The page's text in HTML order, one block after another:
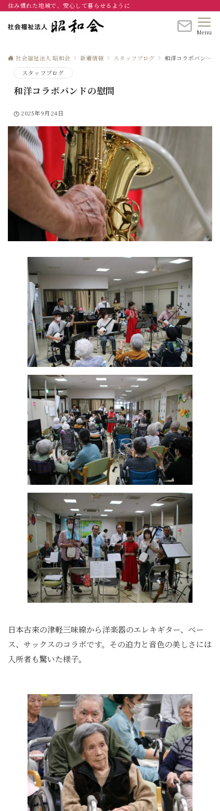
住み慣れた地域で、安心して暮らせるように
Menu
社会福祉法人 昭和会 新着情報 スタッフブログ
和洋コラボバンドの慰問
スタッフブログ
和洋コラボバンドの慰問
2025年9月24日
日本古来の津軽三味線から洋楽器のエレキギター、ベー
ス、サックスのコラボです。その迫力と音色の美しさには
入所者も驚いた様子。